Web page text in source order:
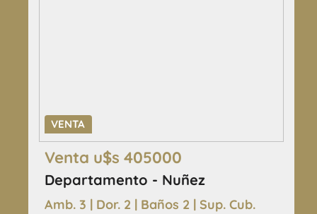
VENTA
Venta u$s 405000
Departamento - Nuñez
Amb. 3 | Dor. 2 | Baños 2 | Sup. Cub.